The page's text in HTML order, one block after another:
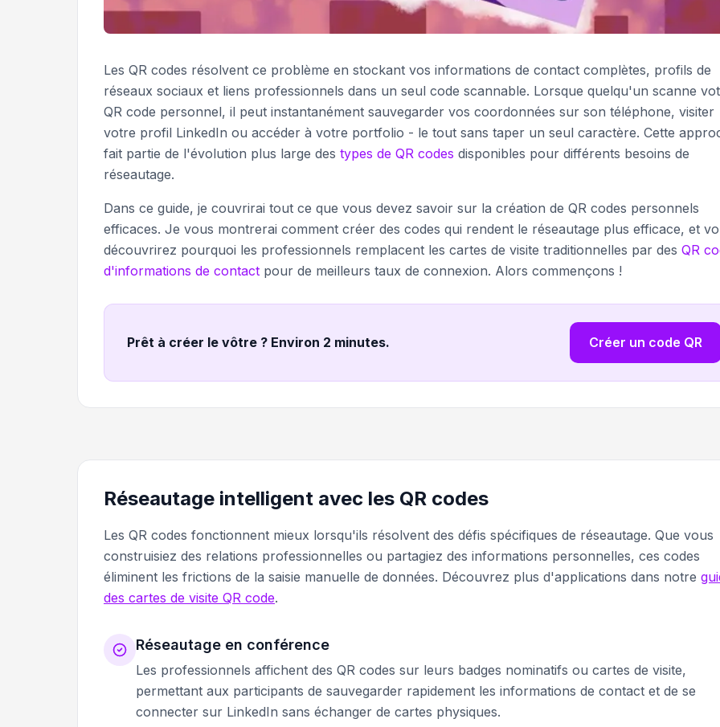
Les QR codes résolvent ce problème en stockant vos informations de contact complètes, profils de
réseaux sociaux et liens professionnels dans un seul code scannable. Lorsque quelqu'un scanne
QR code personnel, il peut instantanément sauvegarder vos coordonnées sur son téléphone, visiter
votre profil LinkedIn ou accéder à votre portfolio - le tout sans taper un seul caractère. Cette
fait partie de l'évolution plus large des types de QR codes disponibles pour différents besoins de
réseautage.
Dans ce guide, je couvrirai tout ce que vous devez savoir sur la création de QR codes personnels
efficaces. Je vous montrerai comment créer des codes qui rendent le réseautage plus efficace, et
découvrirez pourquoi les professionnels remplacent les cartes de visite traditionnelles par des QR
d'informations de contact pour de meilleurs taux de connexion. Alors commençons !
Prêt à créer le vôtre ? Environ 2 minutes. Créer un code QR
Réseautage intelligent avec les QR codes
Les QR codes fonctionnent mieux lorsqu'ils résolvent des défis spécifiques de réseautage. Que vous
construisiez des relations professionnelles ou partagiez des informations personnelles, ces codes
éliminent les frictions de la saisie manuelle de données. Découvrez plus d'applications dans notre
des cartes de visite QR code.
Réseautage en conférence
Les professionnels affichent des QR codes sur leurs badges nominatifs ou cartes de visite,
permettant aux participants de sauvegarder rapidement les informations de contact et de se
connecter sur LinkedIn sans échanger de cartes physiques.